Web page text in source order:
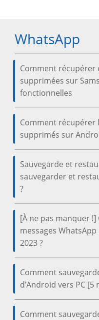
WhatsApp
Comment récupérer
supprimées sur
fonctionnelles
Comment récupérer
supprimés sur
Sauvegarde et
sauvegarder et
?
[À ne pas manquer
messages
2023 ?
Comment
d'Android vers PC
Comment